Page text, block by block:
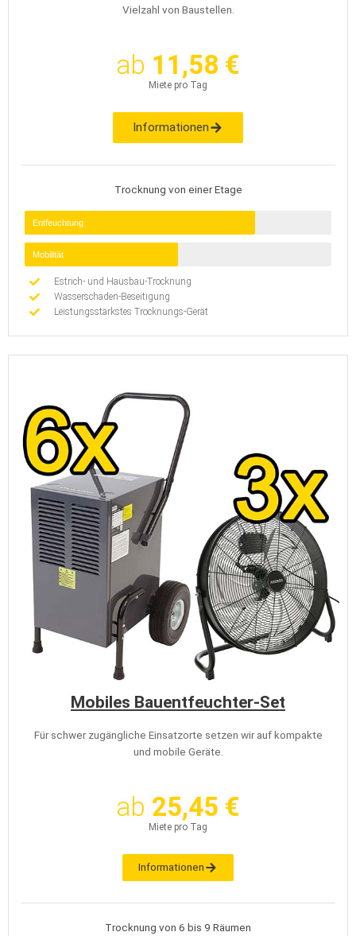
Vielzahl von Baustellen.
ab 11,58 €
Miete pro Tag
Informationen
Trocknung von einer Etage
Entfeuchtung
Mobilität
Estrich- und Hausbau-Trocknung
Wasserschaden-Beseitigung
Leistungsstärkstes Trocknungs-Gerät
Mobiles Bauentfeuchter-Set
Für schwer zugängliche Einsatzorte setzen wir auf kompakte
und mobile Geräte.
ab 25,45 €
Miete pro Tag
Informationen
Trocknung von 6 bis 9 Räumen